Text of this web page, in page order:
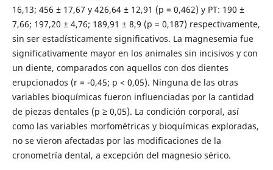
16,13; 456 ± 17,67 y 426,64 ± 12,91 (p = 0,462) y PT: 190 ±
7,66; 197,20 ± 4,76; 189,91 ± 8,9 (p = 0,187) respectivamente,
sin ser estadísticamente significativos. La magnesemia fue
significativamente mayor en los animales sin incisivos y con
un diente, comparados con aquellos con dos dientes
erupcionados (r = -0,45; p < 0,05). Ninguna de las otras
variables bioquímicas fueron influenciadas por la cantidad
de piezas dentales (p ≥ 0,05). La condición corporal, así
como las variables morfométricas y bioquímicas exploradas,
no se vieron afectadas por las modificaciones de la
cronometría dental, a excepción del magnesio sérico.